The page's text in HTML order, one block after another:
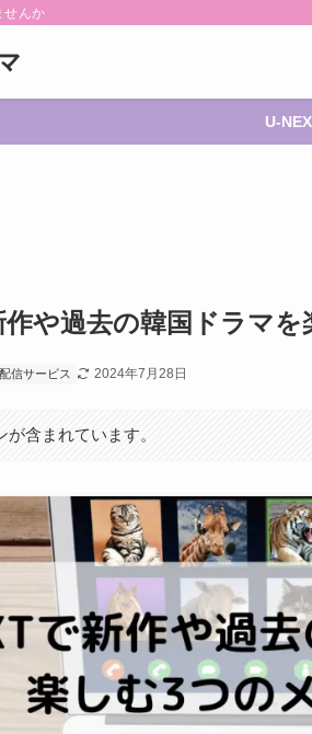
せんか
U-
作や過去の韓国ドラマ
信サービス 2024年7月28日
含まれています。